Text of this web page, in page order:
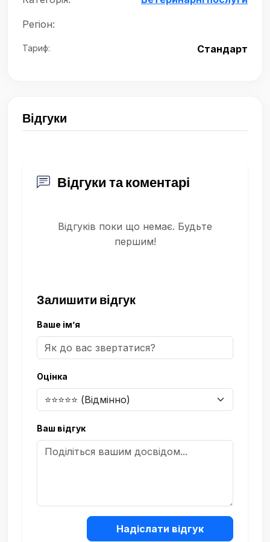
Регіон:
Тариф: Стандарт
Відгуки
Відгуки та коментарі
Відгуків поки що немає. Будьте
першим!
Залишити відгук
Ваше ім’я
Оцінка
Ваш відгук
Надіслати відгук